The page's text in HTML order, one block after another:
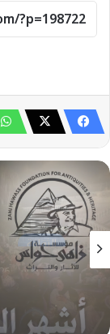
الثقافة
1 أغسطس، 2026
«أشهر
طاز»